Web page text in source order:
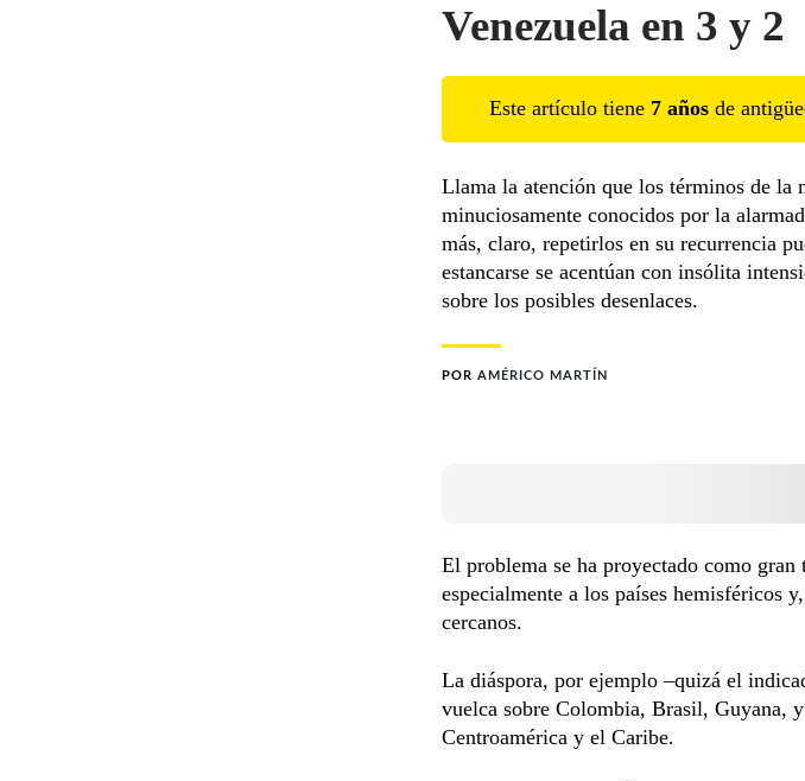
Venezuela en 3 y 2
Este artículo tiene 7 años de
Llama la atención que los términos de la
minuciosamente conocidos por la
más, claro, repetirlos en su recurrencia
estancarse se acentúan con insólita
sobre los posibles desenlaces.
POR AMÉRICO MARTÍN
El problema se ha proyectado como gran
especialmente a los países hemisféricos
cercanos.
La diáspora, por ejemplo –quizá el
vuelca sobre Colombia, Brasil, Guyana,
Centroamérica y el Caribe.